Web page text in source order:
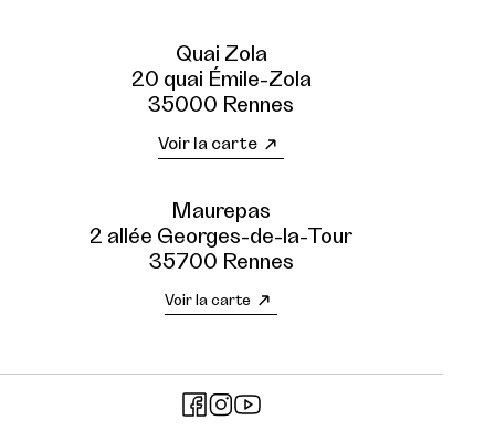
Quai Zola
20 quai Émile-Zola
35000 Rennes
Voir la carte
Maurepas
2 allée Georges-de-la-Tour
35700 Rennes
Voir la carte